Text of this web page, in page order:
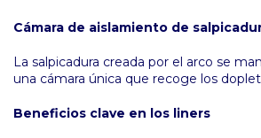
Cámara de aislamiento de
La salpicadura creada por el arco se
una cámara única que recoge los
Beneficios clave en los liners